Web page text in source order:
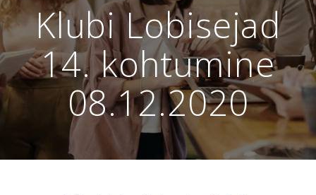
Klubi Lobisejad
14. kohtumine
08.12.2020